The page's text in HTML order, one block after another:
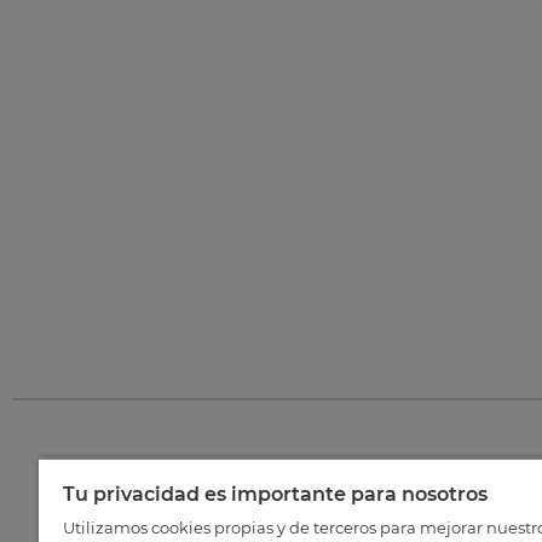
Tu privacidad es importante para nosotros
Utilizamos cookies propias y de terceros para mejorar